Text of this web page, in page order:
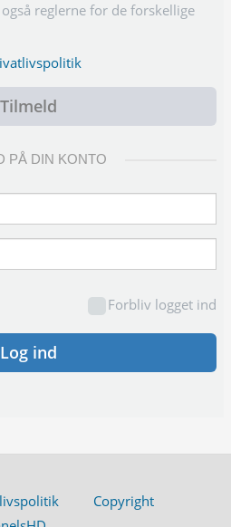
reglerne for de forskellige
Tilmeld
PÅ DIN KONTO
Forbliv logget ind
Log ind
Copyright